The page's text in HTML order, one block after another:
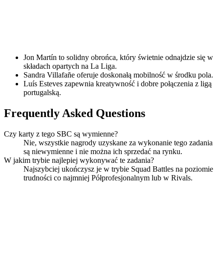
Jon Martín to solidny obrońca, który świetnie odnajdzie się w
składach opartych na La Liga.
Sandra Villafañe oferuje doskonałą mobilność w środku pola.
Luís Esteves zapewnia kreatywność i dobre połączenia z ligą
portugalską.
Frequently Asked Questions
Czy karty z tego SBC są wymienne?
Nie, wszystkie nagrody uzyskane za wykonanie tego zadania
są niewymienne i nie można ich sprzedać na rynku.
W jakim trybie najlepiej wykonywać te zadania?
Najszybciej ukończysz je w trybie Squad Battles na poziomie
trudności co najmniej Półprofesjonalnym lub w Rivals.